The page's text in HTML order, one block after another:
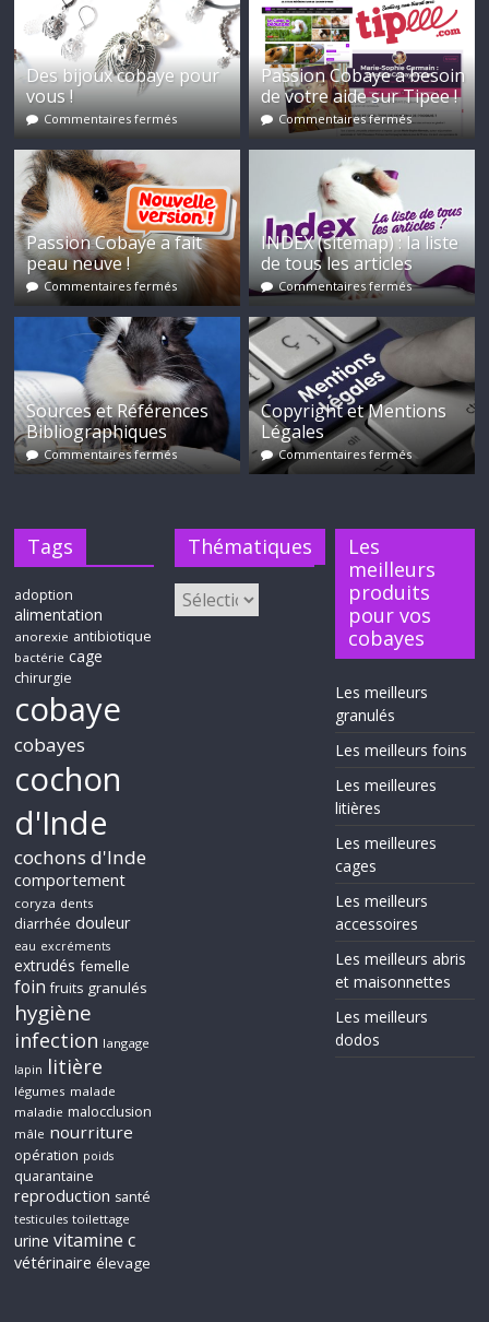
Des bijoux cobaye pour
vous !
Commentaires fermés
Passion Cobaye a besoin
de votre aide sur Tipee !
Commentaires fermés
Passion Cobaye a fait
peau neuve !
Commentaires fermés
INDEX (sitemap) : la liste
de tous les articles
Commentaires fermés
Sources et Références
Bibliographiques
Commentaires fermés
Copyright et Mentions
Légales
Commentaires fermés
Tags
adoption
alimentation
anorexie antibiotique
bactérie cage
chirurgie
cobaye
cobayes
cochon
d'Inde
cochons d'Inde
comportement
coryza dents
diarrhée douleur
eau excréments
extrudés femelle
foin fruits granulés
hygiène
infection langage
lapin litière
légumes malade
maladie malocclusion
mâle nourriture
opération poids
quarantaine
reproduction santé
testicules toilettage
urine vitamine c
vétérinaire élevage
Thématiques
Les
meilleurs
produits
pour vos
cobayes
Les meilleurs
granulés
Les meilleurs foins
Les meilleures
litières
Les meilleures
cages
Les meilleurs
accessoires
Les meilleurs abris
et maisonnettes
Les meilleurs
dodos